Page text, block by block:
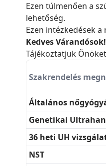
Ezen túlmenően a
lehetőség.
Ezen intézkedések
Kedves Várandósok!
Tájékoztatjuk
Szakrendelés
Általános
Genetikai
36 heti UH
NST